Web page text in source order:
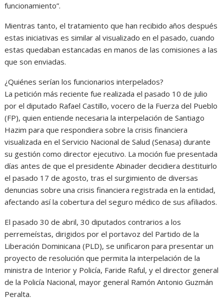
funcionamiento”.
Mientras tanto, el tratamiento que han recibido años después
estas iniciativas es similar al visualizado en el pasado, cuando
estas quedaban estancadas en manos de las comisiones a las
que son enviadas.
¿Quiénes serían los funcionarios interpelados?
La petición más reciente fue realizada el pasado 10 de julio
por el diputado Rafael Castillo, vocero de la Fuerza del Pueblo
(FP), quien entiende necesaria la interpelación de Santiago
Hazim para que respondiera sobre la crisis financiera
visualizada en el Servicio Nacional de Salud (Senasa) durante
su gestión como director ejecutivo. La moción fue presentada
días antes de que el presidente Abinader decidiera destituirlo
el pasado 17 de agosto, tras el surgimiento de diversas
denuncias sobre una crisis financiera registrada en la entidad,
afectando así la cobertura del seguro médico de sus afiliados.
El pasado 30 de abril, 30 diputados contrarios a los
perremeístas, dirigidos por el portavoz del Partido de la
Liberación Dominicana (PLD), se unificaron para presentar un
proyecto de resolución que permita la interpelación de la
ministra de Interior y Policía, Faride Raful, y el director general
de la Policía Nacional, mayor general Ramón Antonio Guzmán
Peralta.